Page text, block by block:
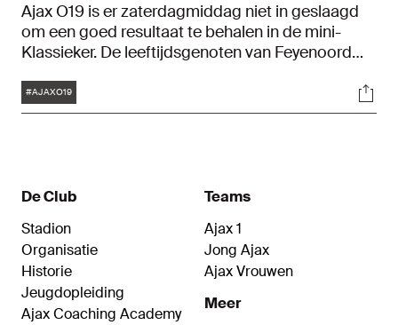
Ajax O19 is er zaterdagmiddag niet in geslaagd
om een goed resultaat te behalen in de mini-
Klassieker. De leeftijdsgenoten van Feyenoord
sterk.
Tags
#AJAXO19
De Club
Stadion
Organisatie
Historie
Jeugdopleiding
Ajax Coaching Academy
Teams
Ajax 1
Jong Ajax
Ajax Vrouwen
Meer